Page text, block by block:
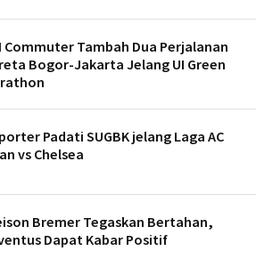
Commuter Tambah Dua Perjalanan
Bogor-Jakarta Jelang UI Green
Padati SUGBK jelang Laga AC
vs Chelsea
Bremer Tegaskan Bertahan,
Dapat Kabar Positif